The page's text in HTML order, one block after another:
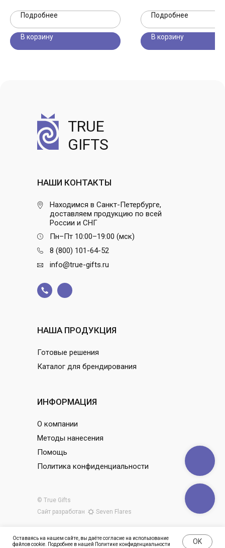
Подробнее
В корзину
Подробнее
В корзину
TRUE
GIFTS
НАША ПРОДУКЦИЯ
Готовые решения
Каталог для брендирования
ИНФОРМАЦИЯ
О компании
Методы нанесения
Помощь
Политика конфиденциальности
НАШИ КОНТАКТЫ
Находимся в Санкт-Петербурге,
доставляем продукцию по всей
России и СНГ
Пн–Пт 10:00–19:00 (мск)
8 (800) 101-64-52
info@true-gifts.ru
© True Gifts
Сайт разработан
Seven Flares
Оставаясь на нашем сайте, вы даёте согласие на использование
файлов cookie. Подробнее в нашей Политике конфиденциальности OK